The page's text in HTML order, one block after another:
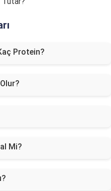
Protein?
Mi?